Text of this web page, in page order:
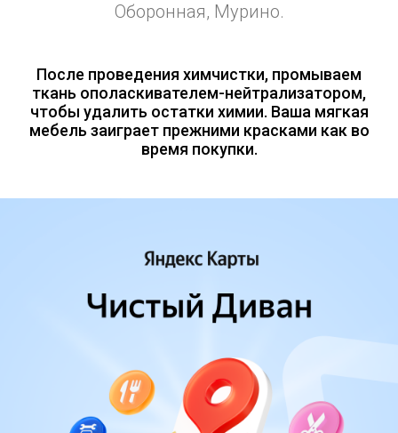
Оборонная, Мурино.
После проведения химчистки, промываем
ткань ополаскивателем-нейтрализатором,
чтобы удалить остатки химии. Ваша мягкая
мебель заиграет прежними красками как во
время покупки.